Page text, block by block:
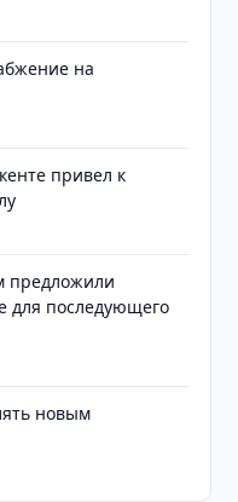
на
привел к
предложили
для последующего
новым